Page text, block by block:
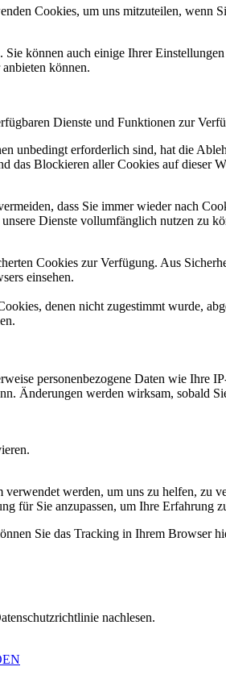
Cookies, um uns mitzuteilen, wenn
können auch einige Ihrer
können.
Dienste und Funktionen zur
unbedingt erforderlich sind, hat die
das Blockieren aller Cookies auf dieser
dass Sie immer wieder nach
Dienste vollumfänglich nutzen zu
Cookies zur Verfügung. Aus
einsehen.
denen nicht zugestimmt wurde,
personenbezogene Daten wie Ihre
Änderungen werden wirksam, sobald
werden, um uns zu helfen, zu
für Sie anzupassen, um Ihre Erfahrung
Sie das Tracking in Ihrem Browser
nachlesen.